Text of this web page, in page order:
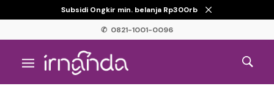
Subsidi Ongkir min. belanja Rp300rb
✆ 0821-1001-0096